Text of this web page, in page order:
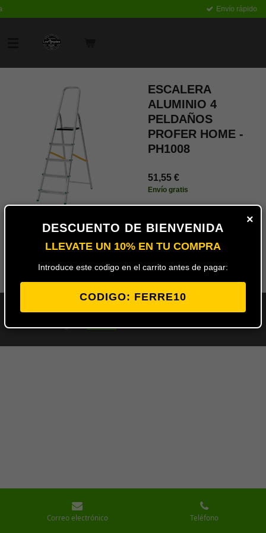
Envío rápido
ESCALERA
ALUMINIO 4
PELDAÑOS
PROFER HOME -
PH1008
51,55 €
Envío gratis
al
© 2024 - 2026 Ferretería Los Ángeles
Con la tecnología deWebador
Correo electrónico Teléfono
×
DESCUENTO DE BIENVENIDA
LLEVATE UN 10% EN TU COMPRA
Introduce este codigo en el carrito antes de pagar:
CODIGO: FERRE10